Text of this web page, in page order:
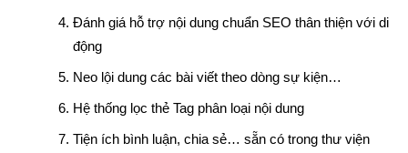
Đánh giá hỗ trợ nội dung chuẩn SEO thân thiện với di
động
Neo lội dung các bài viết theo dòng sự kiện…
Hệ thống lọc thẻ Tag phân loại nội dung
Tiện ích bình luận, chia sẻ… sẵn có trong thư viện